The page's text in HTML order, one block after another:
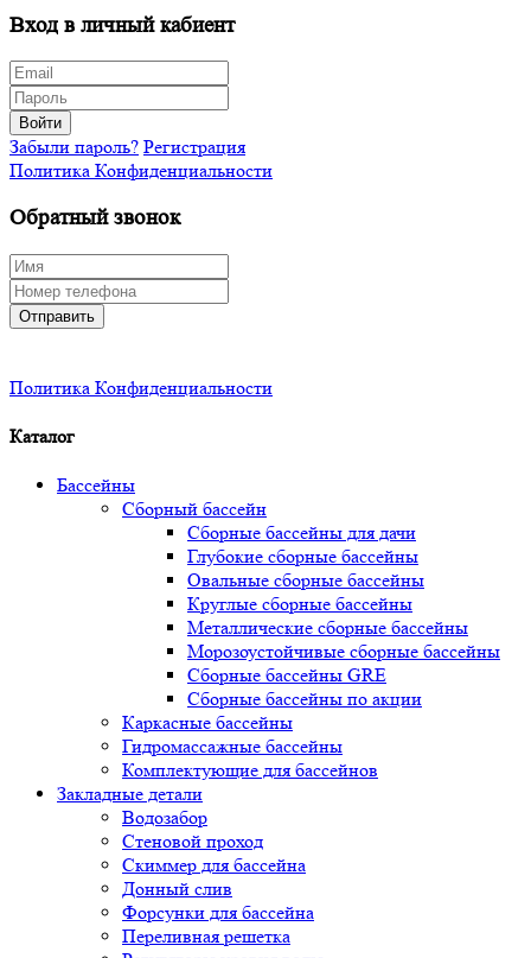
Вход в личный кабиент
Войти
Забыли пароль? Регистрация
Политика Конфиденциальности
Обратный звонок
Отправить
Политика Конфиденциальности
Каталог
Бассейны
Сборный бассейн
Сборные бассейны для дачи
Глубокие сборные бассейны
Овальные сборные бассейны
Круглые сборные бассейны
Металлические сборные бассейны
Морозоустойчивые сборные бассейны
Сборные бассейны GRE
Сборные бассейны по акции
Каркасные бассейны
Гидромассажные бассейны
Комплектующие для бассейнов
Закладные детали
Водозабор
Стеновой проход
Скиммер для бассейна
Донный слив
Форсунки для бассейна
Переливная решетка